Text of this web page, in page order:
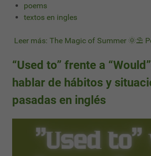
poems
textos en ingles
Leer más: The Magic of Summer 🌞⛱
“Used to” frente a
hablar de hábitos y
pasadas en inglés